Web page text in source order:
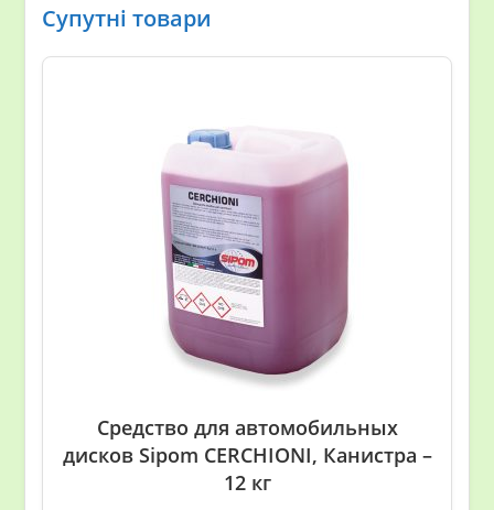
Супутні товари
Средство для автомобильных
дисков Sipom CERCHIONI, Канистра –
12 кг